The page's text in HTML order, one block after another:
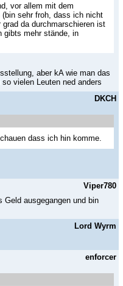
vor allem mit dem
sehr froh, dass ich nicht
grad da durchmarschieren ist
gibts mehr stände, in
aber kA wie man das
vielen Leuten ned anders
DKCH
dass ich hin komme.
Viper780
Geld ausgegangen und bin
Lord Wyrm
enforcer